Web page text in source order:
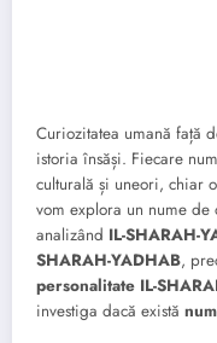
Curiozitatea umană față
istoria însăși. Fiecare
culturală și uneori, chiar
vom explora un nume de
analizând IL-SHARAH-
SHARAH-YADHAB,
personalitate IL-
investiga dacă există